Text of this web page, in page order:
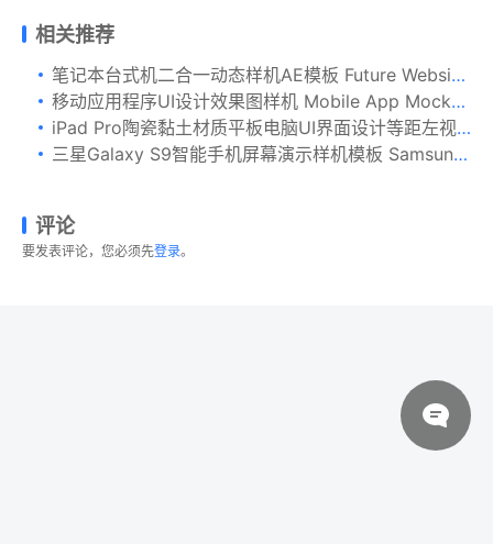
相关推荐
笔记本台式机二合一动态样机AE模板 Future Website Promo 2in1
移动应用程序UI设计效果图样机 Mobile App Mockup
iPad Pro陶瓷黏土材质平板电脑UI界面设计等距左视图样机 Clay iPad Pro 12.9” Mockup, Isometric Left View
三星Galaxy S9智能手机屏幕演示样机模板 Samsung Galaxy S9 Phone Mockup
评论
要发表评论，您必须先登录。